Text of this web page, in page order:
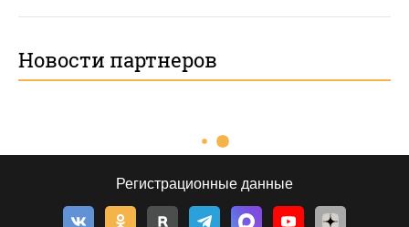
Новости партнеров
Регистрационные данные